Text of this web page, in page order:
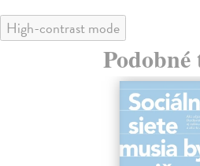
High-contrast mode